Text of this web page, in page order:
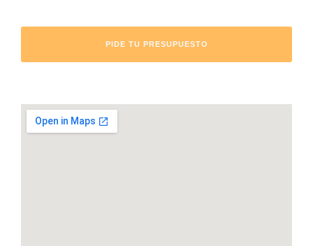
PIDE TU PRESUPUESTO